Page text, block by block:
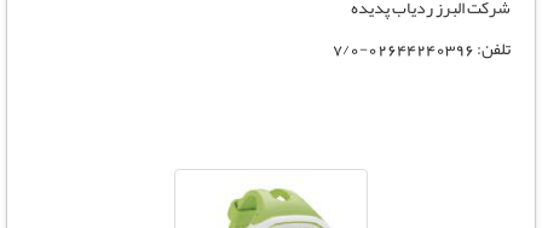
شرکت البرز ردیاب پدیده
تلفن: 02644240396-7/0